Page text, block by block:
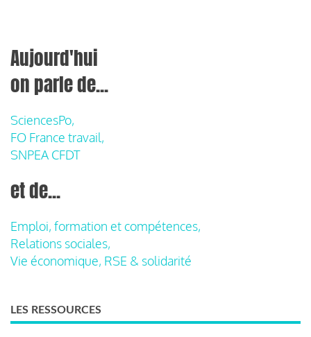
Aujourd'hui
on parle de...
SciencesPo,
FO France travail,
SNPEA CFDT
et de...
Emploi, formation et compétences,
Relations sociales,
Vie économique, RSE & solidarité
LES RESSOURCES